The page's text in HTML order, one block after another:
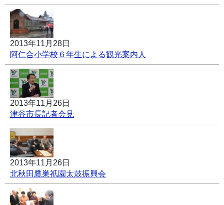
2013年11月28日
阿仁合小学校６年生による観光案内人
2013年11月26日
津谷市長記者会見
2013年11月26日
北秋田鷹巣祇園太鼓振興会